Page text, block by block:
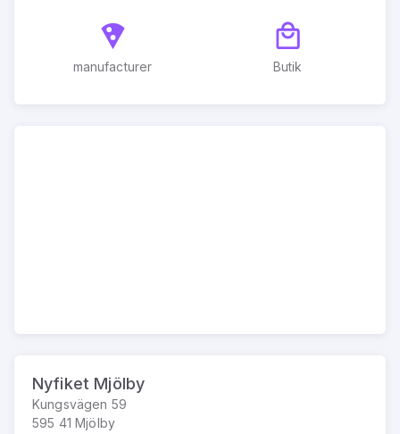
manufacturer Butik
Nyfiket Mjölby
Kungsvägen 59
595 41 Mjölby